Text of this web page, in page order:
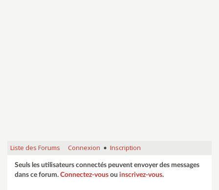
Liste des Forums Connexion • Inscription
Seuls les utilisateurs connectés peuvent envoyer des messages
dans ce forum. Connectez-vous ou inscrivez-vous.